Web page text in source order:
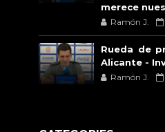
merece
Ramón J.
Rueda de
Alicante -
Ramón J.